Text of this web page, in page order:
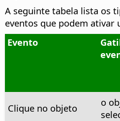
A seguinte tabela lista os
eventos que podem ativar
Evento
Clique no objeto
o